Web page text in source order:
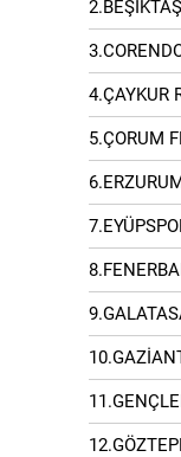
4.ÇAYKUR
5.ÇORUM